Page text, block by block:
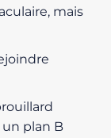
mais
plan B